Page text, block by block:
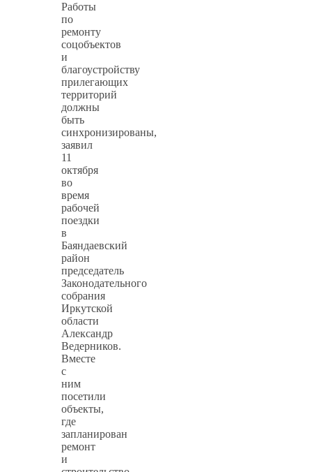
Работы
по
ремонту
соцобъектов
и
благоустройству
прилегающих
территорий
должны
быть
синхронизированы,
заявил
11
октября
во
время
рабочей
поездки
в
Баяндаевский
район
председатель
Законодательного
собрания
Иркутской
области
Александр
Ведерников.
Вместе
с
ним
посетили
объекты,
где
запланирован
ремонт
и